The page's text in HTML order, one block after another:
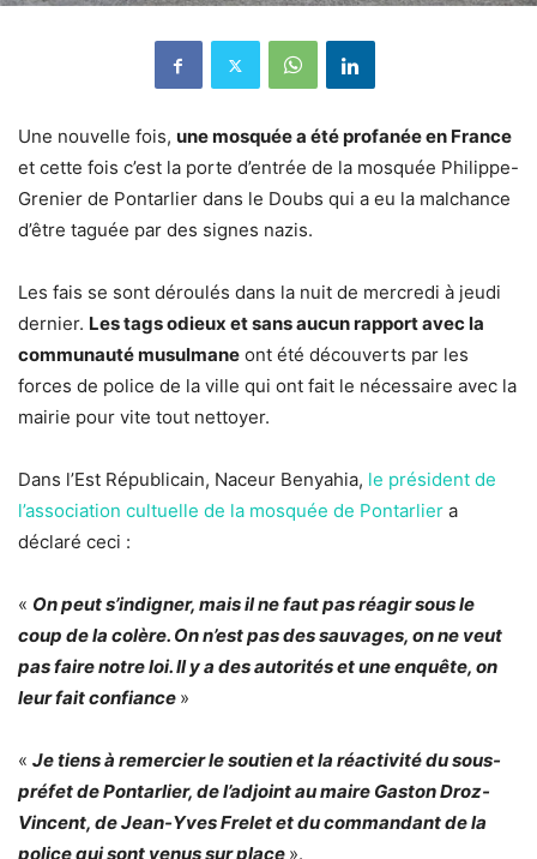
Une nouvelle fois, une mosquée a été profanée en France
et cette fois c’est la porte d’entrée de la mosquée Philippe-
Grenier de Pontarlier dans le Doubs qui a eu la malchance
d’être taguée par des signes nazis.
Les fais se sont déroulés dans la nuit de mercredi à jeudi
dernier. Les tags odieux et sans aucun rapport avec la
communauté musulmane ont été découverts par les
forces de police de la ville qui ont fait le nécessaire avec la
mairie pour vite tout nettoyer.
Dans l’Est Républicain, Naceur Benyahia, le président de
l’association cultuelle de la mosquée de Pontarlier a
déclaré ceci :
« On peut s’indigner, mais il ne faut pas réagir sous le
coup de la colère. On n’est pas des sauvages, on ne veut
pas faire notre loi. Il y a des autorités et une enquête, on
leur fait confiance »
« Je tiens à remercier le soutien et la réactivité du sous-
préfet de Pontarlier, de l’adjoint au maire Gaston Droz-
Vincent, de Jean-Yves Frelet et du commandant de la
police qui sont venus sur place ».